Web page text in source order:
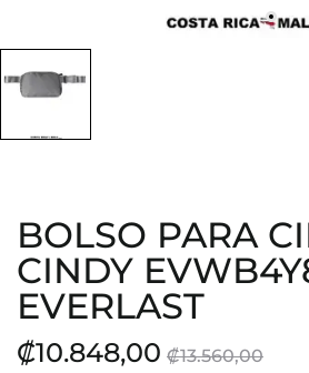
BOLSO PARA
CINDY
EVERLAST
₡10.848,00 ₡13.560,00